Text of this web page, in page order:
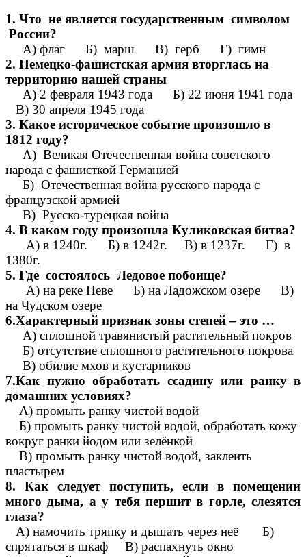
1. Что не является государственным символом
России?
А) флаг Б) марш В) герб Г) гимн
2. Немецко-фашистская армия вторглась на
территорию нашей страны
А) 2 февраля 1943 года Б) 22 июня 1941 года
В) 30 апреля 1945 года
3. Какое историческое событие произошло в
1812 году?
А) Великая Отечественная война советского
народа с фашисткой Германией
Б) Отечественная война русского народа с
французской армией
В) Русско-турецкая война
4. В каком году произошла Куликовская битва?
А) в 1240г. Б) в 1242г. В) в 1237г. Г) в
1380г.
5. Где состоялось Ледовое побоище?
А) на реке Неве Б) на Ладожском озере В)
на Чудском озере
6.Характерный признак зоны степей – это …
А) сплошной травянистый растительный покров
Б) отсутствие сплошного растительного покрова
В) обилие мхов и кустарников
7.Как нужно обработать ссадину или ранку в
домашних условиях?
А) промыть ранку чистой водой
Б) промыть ранку чистой водой, обработать кожу
вокруг ранки йодом или зелёнкой
В) промыть ранку чистой водой, заклеить
пластырем
8. Как следует поступить, если в помещении
много дыма, а у тебя першит в горле, слезятся
глаза?
А) намочить тряпку и дышать через неё Б)
спрятаться в шкаф В) распахнуть окно